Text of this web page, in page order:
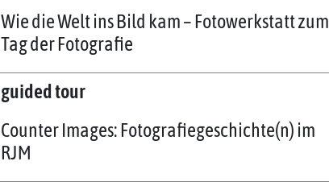
Wie die Welt ins Bild kam – Fotowerkstatt zum
Tag der Fotografie
guided tour
Counter Images: Fotografiegeschichte(n) im
RJM